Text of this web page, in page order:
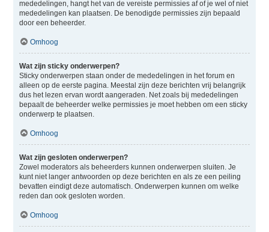
mededelingen, hangt het van de vereiste permissies af of je wel of niet
mededelingen kan plaatsen. De benodigde permissies zijn bepaald
door een beheerder.
Omhoog
Wat zijn sticky onderwerpen?
Sticky onderwerpen staan onder de mededelingen in het forum en
alleen op de eerste pagina. Meestal zijn deze berichten vrij belangrijk
dus het lezen ervan wordt aangeraden. Net zoals bij mededelingen
bepaalt de beheerder welke permissies je moet hebben om een sticky
onderwerp te plaatsen.
Omhoog
Wat zijn gesloten onderwerpen?
Zowel moderators als beheerders kunnen onderwerpen sluiten. Je
kunt niet langer antwoorden op deze berichten en als ze een peiling
bevatten eindigt deze automatisch. Onderwerpen kunnen om welke
reden dan ook gesloten worden.
Omhoog